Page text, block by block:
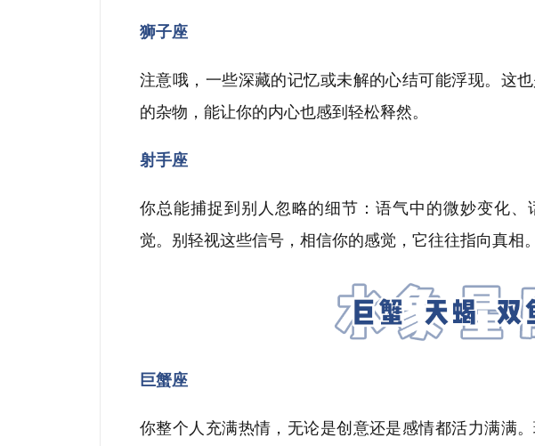
狮子座
注意哦，一些深藏的记忆或未解的心结可能浮现。这
的杂物，能让你的内心也感到轻松释然。
射手座
你总能捕捉到别人忽略的细节：语气中的微妙变化
觉。别轻视这些信号，相信你的感觉，它往往指向真相。
巨蟹座
你整个人充满热情，无论是创意还是感情都活力满满